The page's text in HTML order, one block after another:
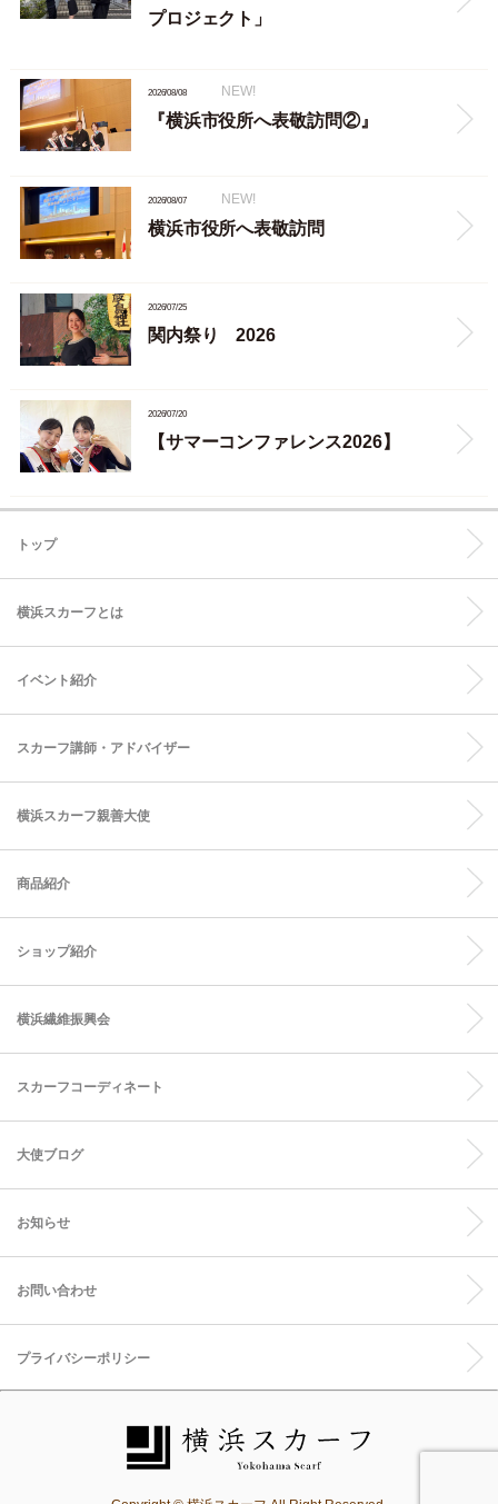
プロジェクト」
2026/08/08 NEW!
『横浜市役所へ表敬訪問②』
2026/08/07 NEW!
横浜市役所へ表敬訪問
2026/07/25
関内祭り 2026
2026/07/20
【サマーコンファレンス2026】
トップ
横浜スカーフとは
イベント紹介
スカーフ講師・アドバイザー
横浜スカーフ親善大使
商品紹介
ショップ紹介
横浜繊維振興会
スカーフコーディネート
大使ブログ
お知らせ
お問い合わせ
プライバシーポリシー